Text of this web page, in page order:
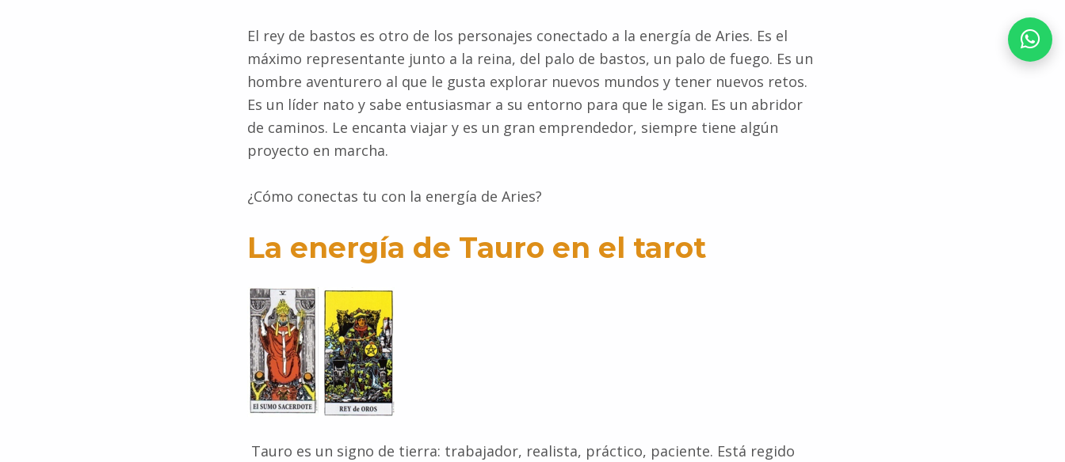
El rey de bastos es otro de los personajes conectado a la energía de Aries. Es el
máximo representante junto a la reina, del palo de bastos, un palo de fuego. Es un
hombre aventurero al que le gusta explorar nuevos mundos y tener nuevos retos.
Es un líder nato y sabe entusiasmar a su entorno para que le sigan. Es un abridor
de caminos. Le encanta viajar y es un gran emprendedor, siempre tiene algún
proyecto en marcha.
¿Cómo conectas tu con la energía de Aries?
La energía de Tauro en el tarot
Tauro es un signo de tierra: trabajador, realista, práctico, paciente. Está regido